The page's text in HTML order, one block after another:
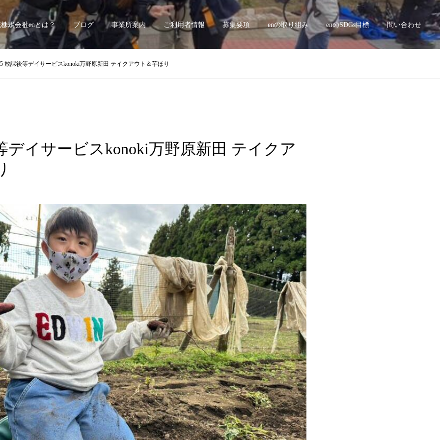
ポート~
株式会社enとは？ ブログ 事業所案内 ご利用者情報 募集要項 enの取り組み enのSDGs目標 問い合わせ
放課後等デイサービスkonoki万野原新田 テイクアウト＆芋ほり
デイサービスkonoki万野原新田 テイクア